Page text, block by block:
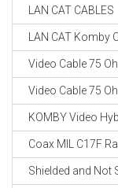
LAN CAT CABLES
LAN CAT Komby
Video Cable 75
Video Cable 75
KOMBY Video
Coax MIL C17F
Shielded and Not